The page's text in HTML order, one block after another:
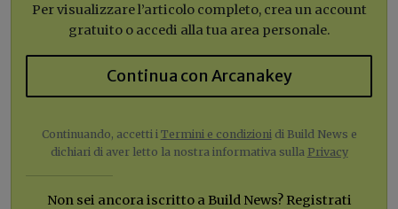
Per visualizzare l’articolo completo, crea un account
gratuito o accedi alla tua area personale.
Continua con Arcanakey
Continuando, accetti i Termini e condizioni di Build News e
dichiari di aver letto la nostra informativa sulla Privacy
Non sei ancora iscritto a Build News? Registrati